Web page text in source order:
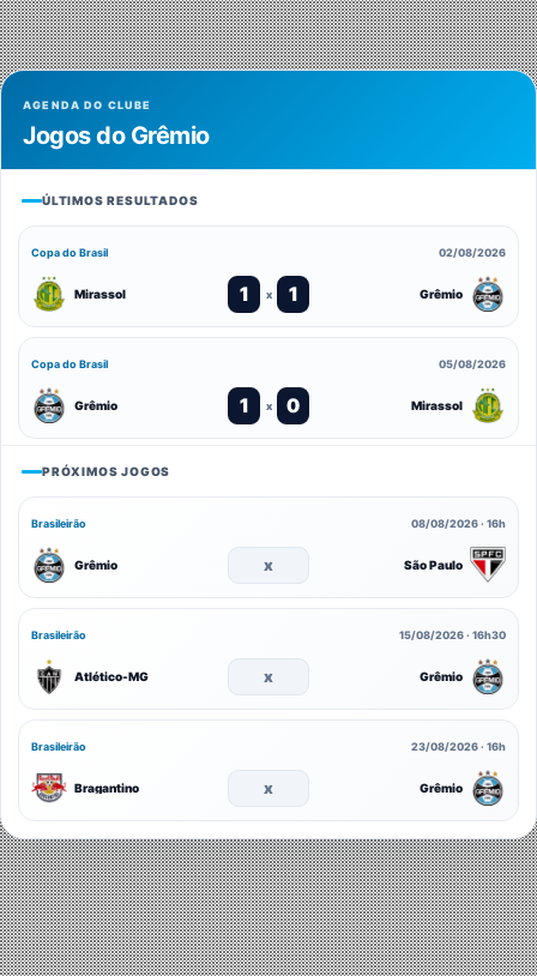
AGENDA DO CLUBE
Jogos do Grêmio
ÚLTIMOS RESULTADOS
Copa do Brasil 02/08/2026
Mirassol 1 x 1 Grêmio
Copa do Brasil 05/08/2026
Grêmio 1 x 0 Mirassol
PRÓXIMOS JOGOS
Brasileirão 08/08/2026 · 16h
Grêmio x São Paulo
Brasileirão 15/08/2026 · 16h30
Atlético-MG x Grêmio
Brasileirão 23/08/2026 · 16h
Bragantino x Grêmio